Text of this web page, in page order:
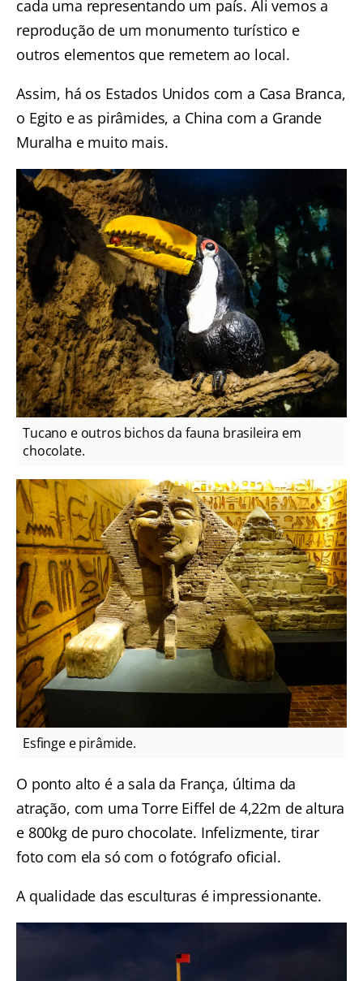
cada uma representando um país. Ali vemos a
reprodução de um monumento turístico e
outros elementos que remetem ao local.
Assim, há os Estados Unidos com a Casa Branca,
o Egito e as pirâmides, a China com a Grande
Muralha e muito mais.
Tucano e outros bichos da fauna brasileira em
chocolate.
Esfinge e pirâmide.
O ponto alto é a sala da França, última da
atração, com uma Torre Eiffel de 4,22m de altura
e 800kg de puro chocolate. Infelizmente, tirar
foto com ela só com o fotógrafo oficial.
A qualidade das esculturas é impressionante.